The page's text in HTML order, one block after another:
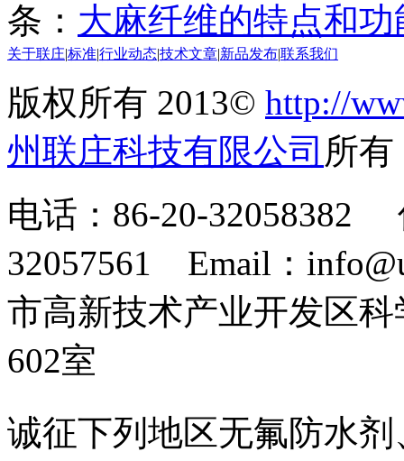
条： 大麻纤维的特点和功
关于联庄标准行业动态技术文章 新品发布联系我们
版权所有 2013© http://
州联庄科技有限公司 所
电话：86-20-32058382
32057561 Email：
市高新技术产业开发区
602室
诚征下列地区无氟防水